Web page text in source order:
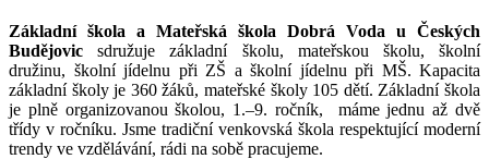
Základní škola a Mateřská škola Dobrá Voda u Českých
Budějovic sdružuje základní školu, mateřskou školu, školní
družinu, školní jídelnu při ZŠ a školní jídelnu při MŠ. Kapacita
základní školy je 360 žáků, mateřské školy 105 dětí. Základní škola
je plně organizovanou školou, 1.–9. ročník, máme jednu až dvě
třídy v ročníku. Jsme tradiční venkovská škola respektující moderní
trendy ve vzdělávání, rádi na sobě pracujeme.